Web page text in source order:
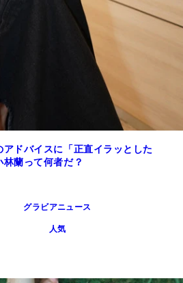
ドバイスに「正直イラッとした
林蘭って何者だ？
グラビアニュース
人気